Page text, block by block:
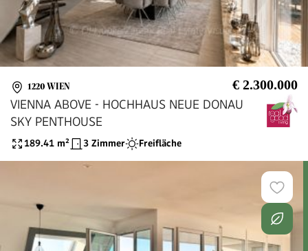
1220 WIEN € 2.300.000
VIENNA ABOVE - HOCHHAUS NEUE DONAU
SKY PENTHOUSE
189.41 m² 3 Zimmer Freifläche